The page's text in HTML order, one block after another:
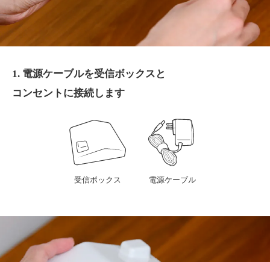
1. 電源ケーブルを受信ボックスと
コンセントに接続します
受信ボックス 電源ケーブル